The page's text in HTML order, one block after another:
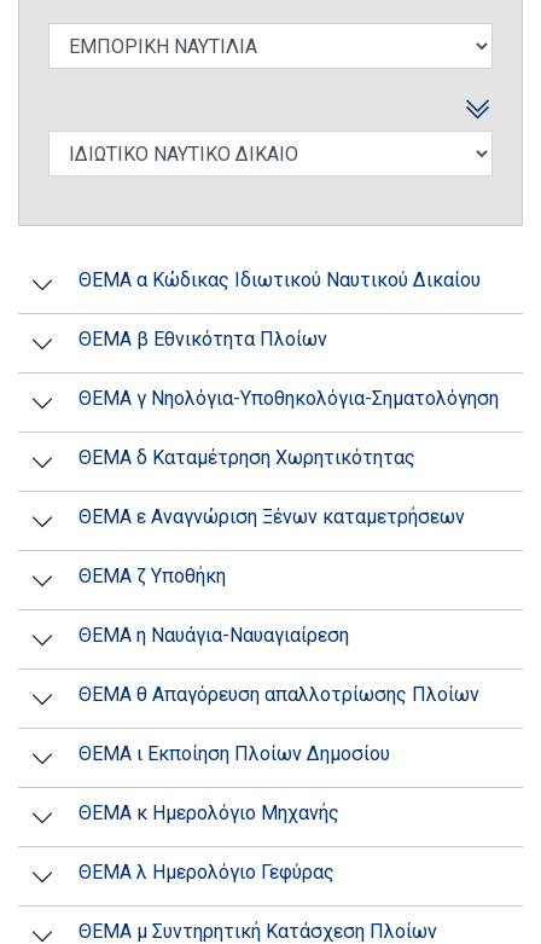
ΘΕΜΑ α Κώδικας Ιδιωτικού Ναυτικού Δικαίου
ΘΕΜΑ β Εθνικότητα Πλοίων
ΘΕΜΑ γ Νηολόγια-Υποθηκολόγια-Σηματολόγηση
ΘΕΜΑ δ Καταμέτρηση Χωρητικότητας
ΘΕΜΑ ε Αναγνώριση Ξένων καταμετρήσεων
ΘΕΜΑ ζ Υποθήκη
ΘΕΜΑ η Ναυάγια-Ναυαγιαίρεση
ΘΕΜΑ θ Απαγόρευση απαλλοτρίωσης Πλοίων
ΘΕΜΑ ι Εκποίηση Πλοίων Δημοσίου
ΘΕΜΑ κ Ημερολόγιο Μηχανής
ΘΕΜΑ λ Ημερολόγιο Γεφύρας
ΘΕΜΑ μ Συντηρητική Κατάσχεση Πλοίων